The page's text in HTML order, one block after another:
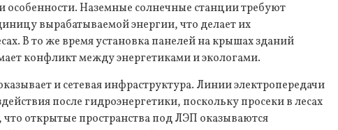
особенности. Наземные солнечные станции требуют
вырабатываемой энергии, что делает их
В то же время установка панелей на крышах зданий
конфликт между энергетиками и экологами.
и сетевая инфраструктура. Линии электропередачи
после гидроэнергетики, поскольку просеки в лесах
открытые пространства под ЛЭП оказываются